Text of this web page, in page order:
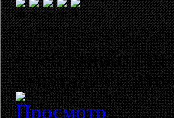
Сообщений:
Репутация: